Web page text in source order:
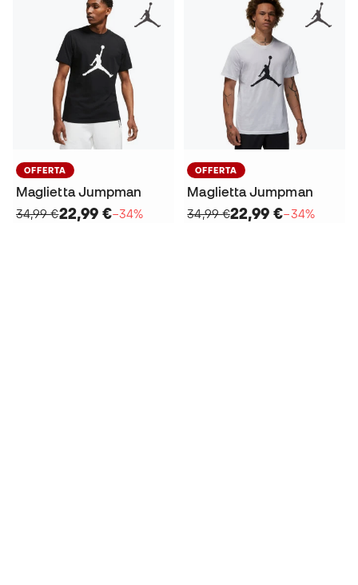
OFFERTA
Maglietta Jumpman
34,99 €22,99 €−34%
OFFERTA
Maglietta Jumpman
34,99 €22,99 €−34%